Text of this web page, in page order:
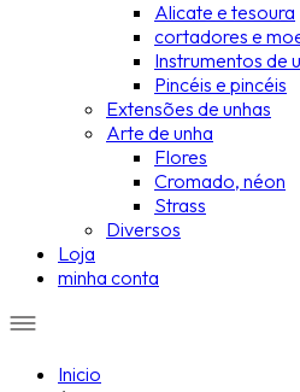
Alicate e tesoura
cortadores e
Instrumentos de
Pincéis e pincéis
Extensões de unhas
Arte de unha
Flores
Cromado, néon
Strass
Diversos
Loja
minha conta
Inicio